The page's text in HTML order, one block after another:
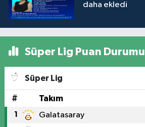
daha ekledi
Süper Lig Puan Durumu
Süper Lig
# Takım
1 Galatasaray